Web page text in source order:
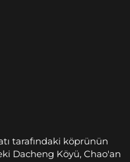
tarafındaki köprünün
Dacheng Köyü, Chao'an